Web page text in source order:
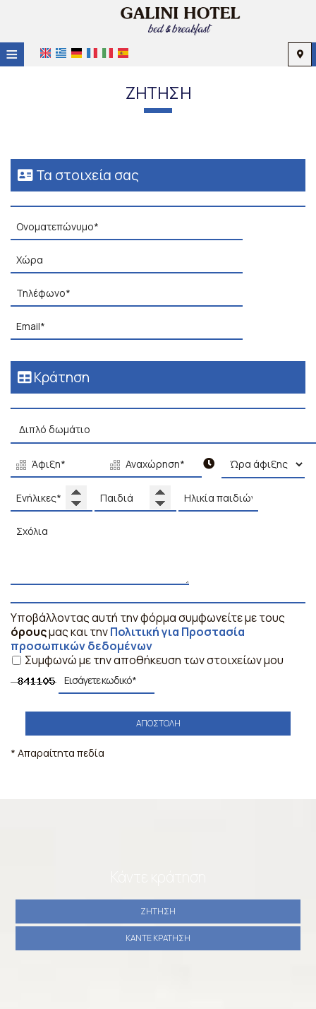
≡
ΤΟΠΟΘΕΣΊΑ
ΦΩΤΟΓΡΑΦΊΕΣ
ΖΉΤΗΣΗ
Τα στοιχεία σας
Κράτηση
Υποβάλλοντας αυτή την φόρμα συμφωνείτε με τους
όρουςμας και τηνΠολιτική για Προστασία
προσωπικών δεδομένων
Συμφωνώ με την αποθήκευση των στοιχείων μου
ΑΠΟΣΤΟΛΉ
* Απαραίτητα πεδία
ΖΉΤΗΣΗ
ΚΆΝΤΕ ΚΡΆΤΗΣΗ